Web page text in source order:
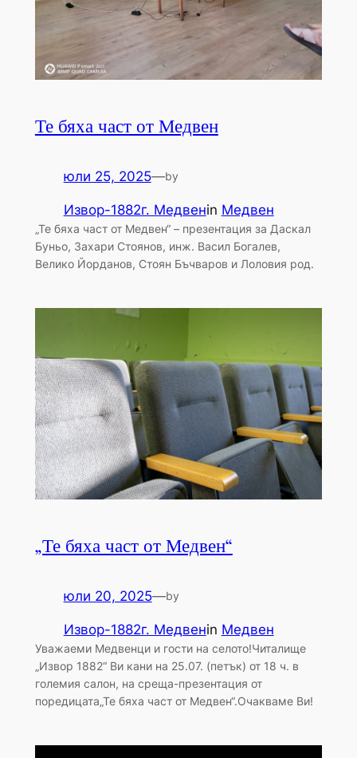
Те бяха част от Медвен
юли 25, 2025—by
Извор-1882г. Медвенin Медвен
„Те бяха част от Медвен“ – презентация за Даскал
Буньо, Захари Стоянов, инж. Васил Богалев,
Велико Йорданов, Стоян Бъчваров и Лоловия род.
„Те бяха част от Медвен“
юли 20, 2025—by
Извор-1882г. Медвенin Медвен
Уважаеми Медвенци и гости на селото!Читалище
„Извор 1882“ Ви кани на 25.07. (петък) от 18 ч. в
големия салон, на среща-презентация от
поредицата„Те бяха част от Медвен“.Очакваме Ви!